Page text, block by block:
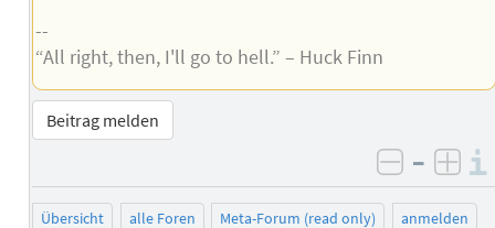
--
“All right, then, I'll go to hell.” – Huck Finn
Beitrag melden
negativ
–
Übersicht alle Foren Meta-Forum (read only)
anmelden